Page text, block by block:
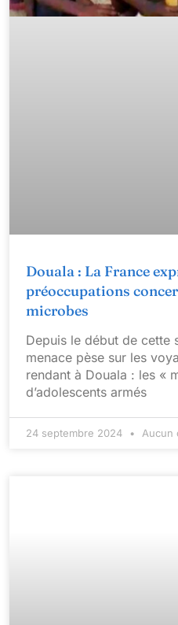
Douala : La France
préoccupations
microbes
Depuis le début de cette
menace pèse sur les
rendant à Douala : les «
d’adolescents armés
24 septembre 2024 Aucun